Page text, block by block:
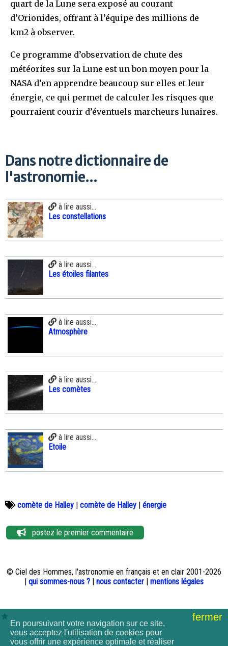
quart de la Lune sera exposé au courant
d’Orionides, offrant à l’équipe des millions de
km2 à observer.
Ce programme d’observation de chute des
météorites sur la Lune est un bon moyen pour la
NASA d’en apprendre beaucoup sur elles et leur
énergie, ce qui permet de calculer les risques que
pourraient courir d’éventuels marcheurs lunaires.
Dans notre dictionnaire de
l'astronomie...
à lire aussi...
Les constellations
à lire aussi...
Les étoiles filantes
à lire aussi...
Atmosphère
à lire aussi...
Les comètes
à lire aussi...
Etoile
comète de Halley | comète de Halley | énergie
postez le premier commentaire
© Ciel des Hommes, l'astronomie en français et en clair 2001-2026
| qui sommes-nous ? | nous contacter | mentions légales
fermer
En poursuivant votre navigation sur ce site,
vous acceptez l'utilisation de cookies pour
vous offrir une expérience optimale et réaliser